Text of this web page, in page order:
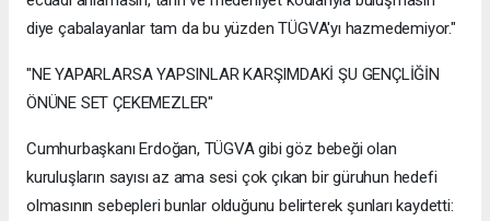
diye çabalayanlar tam da bu yüzden TÜGVA'yı hazmedemiyor."
"NE YAPARLARSA YAPSINLAR KARŞIMDAKİ ŞU GENÇLİĞİN
ÖNÜNE SET ÇEKEMEZLER"
Cumhurbaşkanı Erdoğan, TÜGVA gibi göz bebeği olan
kuruluşların sayısı az ama sesi çok çıkan bir güruhun hedefi
olmasının sebepleri bunlar olduğunu belirterek şunları kaydetti: